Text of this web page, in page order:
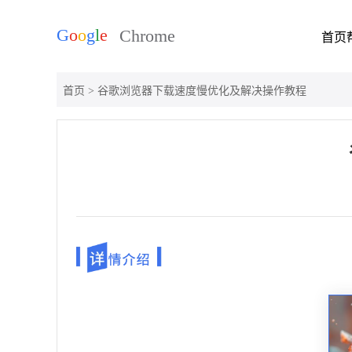
首页
首页 > 谷歌浏览器下载速度慢优化及解决操作教程